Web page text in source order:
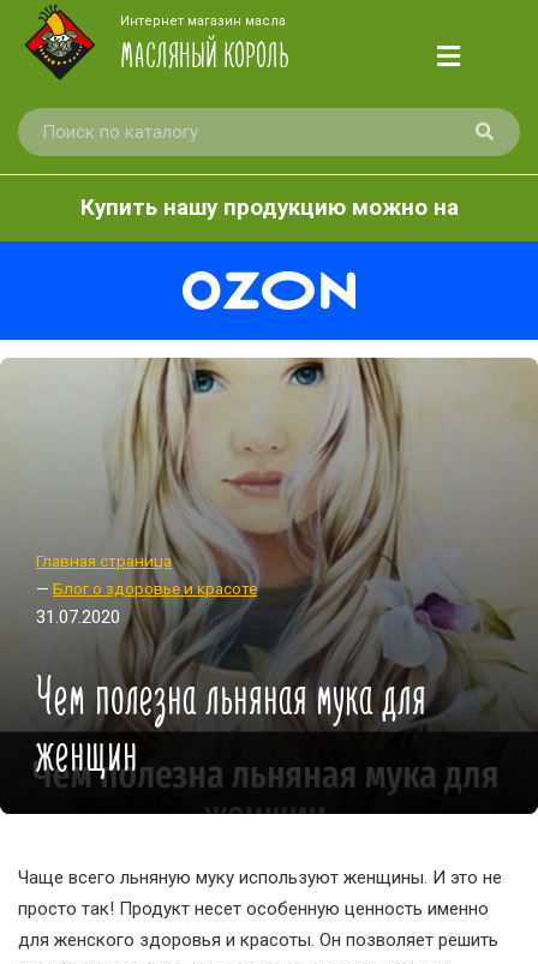
Интернет магазин масла
МАСЛЯНЫЙ КОРОЛЬ
Купить нашу продукцию можно на
Главная страница
— Блог о здоровье и красоте
31.07.2020
Чем полезна льняная мука для
женщин
Чаще всего льняную муку используют женщины. И это не
просто так! Продукт несет особенную ценность именно
для женского здоровья и красоты. Он позволяет решить